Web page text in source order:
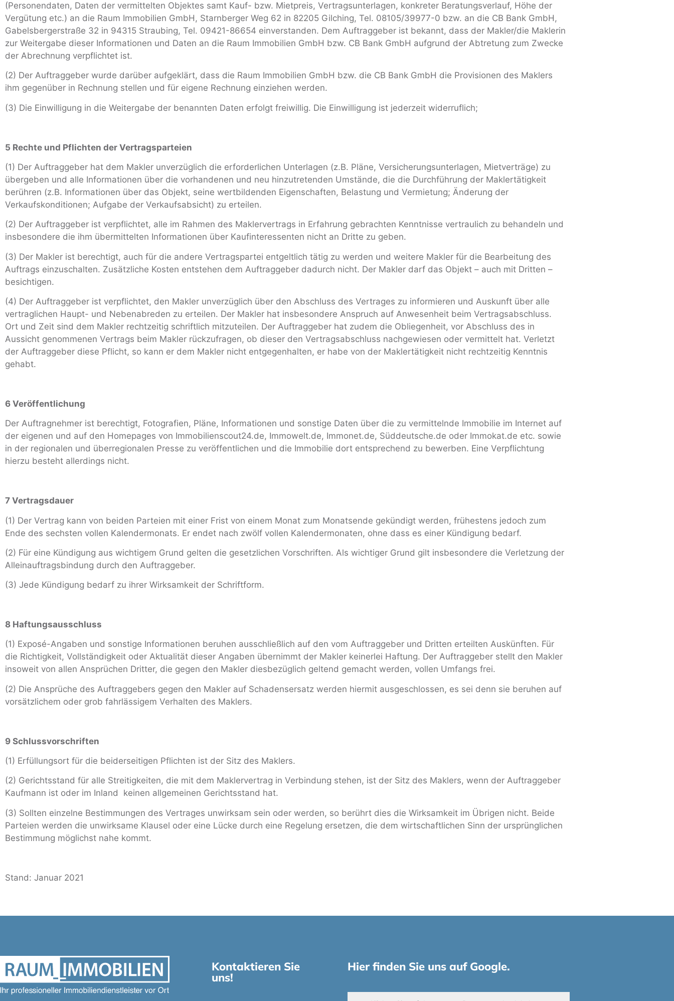
(Personendaten, Daten der vermittelten Objektes samt Kauf- bzw. Mietpreis, Vertragsunterlagen, konkreter Beratungsverlauf, Höhe der
Vergütung etc.) an die Raum Immobilien GmbH, Starnberger Weg 62 in 82205 Gilching, Tel. 08105/39977-0 bzw. an die CB Bank GmbH,
Gabelsbergerstraße 32 in 94315 Straubing, Tel. 09421-86654 einverstanden. Dem Auftraggeber ist bekannt, dass der Makler/die Maklerin
zur Weitergabe dieser Informationen und Daten an die Raum Immobilien GmbH bzw. CB Bank GmbH aufgrund der Abtretung zum Zwecke
der Abrechnung verpflichtet ist.
(2) Der Auftraggeber wurde darüber aufgeklärt, dass die Raum Immobilien GmbH bzw. die CB Bank GmbH die Provisionen des Maklers
ihm gegenüber in Rechnung stellen und für eigene Rechnung einziehen werden.
(3) Die Einwilligung in die Weitergabe der benannten Daten erfolgt freiwillig. Die Einwilligung ist jederzeit widerruflich;
5 Rechte und Pflichten der Vertragsparteien
(1) Der Auftraggeber hat dem Makler unverzüglich die erforderlichen Unterlagen (z.B. Pläne, Versicherungsunterlagen, Mietverträge) zu
übergeben und alle Informationen über die vorhandenen und neu hinzutretenden Umstände, die die Durchführung der Maklertätigkeit
berühren (z.B. Informationen über das Objekt, seine wertbildenden Eigenschaften, Belastung und Vermietung; Änderung der
Verkaufskonditionen; Aufgabe der Verkaufsabsicht) zu erteilen.
(2) Der Auftraggeber ist verpflichtet, alle im Rahmen des Maklervertrags in Erfahrung gebrachten Kenntnisse vertraulich zu behandeln und
insbesondere die ihm übermittelten Informationen über Kaufinteressenten nicht an Dritte zu geben.
(3) Der Makler ist berechtigt, auch für die andere Vertragspartei entgeltlich tätig zu werden und weitere Makler für die Bearbeitung des
Auftrags einzuschalten. Zusätzliche Kosten entstehen dem Auftraggeber dadurch nicht. Der Makler darf das Objekt – auch mit Dritten –
besichtigen.
(4) Der Auftraggeber ist verpflichtet, den Makler unverzüglich über den Abschluss des Vertrages zu informieren und Auskunft über alle
vertraglichen Haupt- und Nebenabreden zu erteilen. Der Makler hat insbesondere Anspruch auf Anwesenheit beim Vertragsabschluss.
Ort und Zeit sind dem Makler rechtzeitig schriftlich mitzuteilen. Der Auftraggeber hat zudem die Obliegenheit, vor Abschluss des in
Aussicht genommenen Vertrags beim Makler rückzufragen, ob dieser den Vertragsabschluss nachgewiesen oder vermittelt hat. Verletzt
der Auftraggeber diese Pflicht, so kann er dem Makler nicht entgegenhalten, er habe von der Maklertätigkeit nicht rechtzeitig Kenntnis
gehabt.
6 Veröffentlichung
Der Auftragnehmer ist berechtigt, Fotografien, Pläne, Informationen und sonstige Daten über die zu vermittelnde Immobilie im Internet auf
der eigenen und auf den Homepages von Immobilienscout24.de, Immowelt.de, Immonet.de, Süddeutsche.de oder Immokat.de etc. sowie
in der regionalen und überregionalen Presse zu veröffentlichen und die Immobilie dort entsprechend zu bewerben. Eine Verpflichtung
hierzu besteht allerdings nicht.
7 Vertragsdauer
(1) Der Vertrag kann von beiden Parteien mit einer Frist von einem Monat zum Monatsende gekündigt werden, frühestens jedoch zum
Ende des sechsten vollen Kalendermonats. Er endet nach zwölf vollen Kalendermonaten, ohne dass es einer Kündigung bedarf.
(2) Für eine Kündigung aus wichtigem Grund gelten die gesetzlichen Vorschriften. Als wichtiger Grund gilt insbesondere die Verletzung der
Alleinauftragsbindung durch den Auftraggeber.
(3) Jede Kündigung bedarf zu ihrer Wirksamkeit der Schriftform.
8 Haftungsausschluss
(1) Exposé-Angaben und sonstige Informationen beruhen ausschließlich auf den vom Auftraggeber und Dritten erteilten Auskünften. Für
die Richtigkeit, Vollständigkeit oder Aktualität dieser Angaben übernimmt der Makler keinerlei Haftung. Der Auftraggeber stellt den Makler
insoweit von allen Ansprüchen Dritter, die gegen den Makler diesbezüglich geltend gemacht werden, vollen Umfangs frei.
(2) Die Ansprüche des Auftraggebers gegen den Makler auf Schadensersatz werden hiermit ausgeschlossen, es sei denn sie beruhen auf
vorsätzlichem oder grob fahrlässigem Verhalten des Maklers.
9 Schlussvorschriften
(1) Erfüllungsort für die beiderseitigen Pflichten ist der Sitz des Maklers.
(2) Gerichtsstand für alle Streitigkeiten, die mit dem Maklervertrag in Verbindung stehen, ist der Sitz des Maklers, wenn der Auftraggeber
Kaufmann ist oder im Inland keinen allgemeinen Gerichtsstand hat.
(3) Sollten einzelne Bestimmungen des Vertrages unwirksam sein oder werden, so berührt dies die Wirksamkeit im Übrigen nicht. Beide
Parteien werden die unwirksame Klausel oder eine Lücke durch eine Regelung ersetzen, die dem wirtschaftlichen Sinn der ursprünglichen
Bestimmung möglichst nahe kommt.
Stand: Januar 2021
Kontaktieren Sie
uns!
Hier finden Sie uns auf Google.